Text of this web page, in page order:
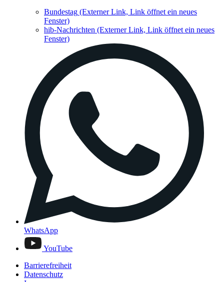
Bundestag (Externer Link, Link öffnet ein neues
Fenster)
hib-Nachrichten (Externer Link, Link öffnet ein neues
Fenster)
WhatsApp
YouTube
Barrierefreiheit
Datenschutz